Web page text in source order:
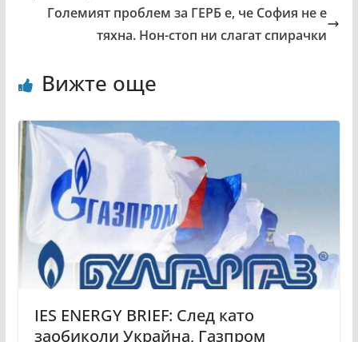
Големият проблем за ГЕРБ е, че София не е
тяхна. Нон-стоп ни слагат спирачки
Вижте още
IES ENERGY BRIEF: След като
заобиколи Украйна, Газпром